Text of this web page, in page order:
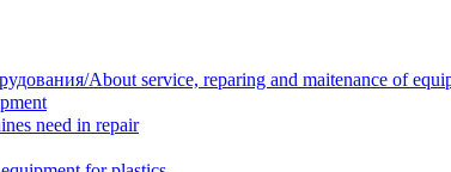
About service, reparing and maitenance of
need in repair